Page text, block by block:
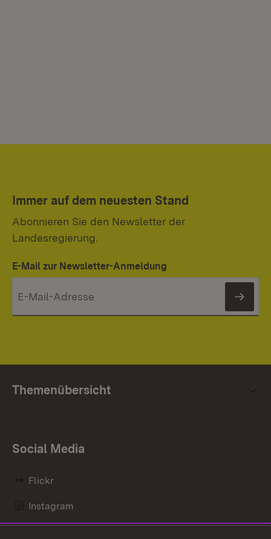
Immer auf dem neuesten Stand
Abonnieren Sie den Newsletter der
Landesregierung.
E-Mail zur Newsletter-Anmeldung
Themenübersicht
Social Media
Flickr
Instagram